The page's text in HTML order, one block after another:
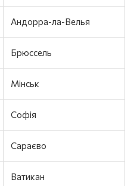
Андорра-ла-Велья
Брюссель
Мінськ
Софія
Сараєво
Ватикан